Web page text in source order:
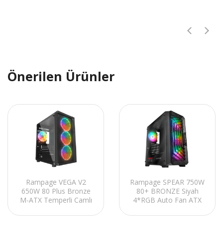
Önerilen Ürünler
Rampage VEGA V2
650W 80 Plus Bronze
M-ATX Temperli Camlı
Gaming Oyuncu Kasası
Rampage SPEAR 750W
80+ BRONZE Siyah
4*RGB Auto Fan ATX
Kasası